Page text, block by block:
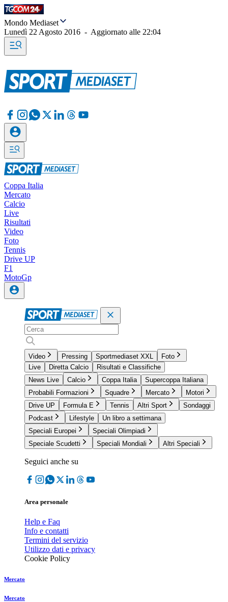
Mondo Mediaset
Lunedì 22 Agosto 2016 - Aggiornato alle 22:04
Coppa Italia
Mercato
Calcio
Live
Risultati
Video
Foto
Tennis
Drive UP
F1
MotoGp
Video Pressing Sportmediaset XXL
Foto
Live
Diretta Calcio
Risultati e Classifiche
News Live
Calcio Coppa Italia
Supercoppa Italiana
Probabili Formazioni
Squadre Mercato
Motori
Drive UP
Formula E Tennis Altri Sport
Sondaggi
Podcast
Lifestyle
Un libro a settimana
Speciali Europei
Speciali Olimpiadi
Speciale Scudetti
Speciali Mondiali Altri Speciali
Seguici anche su
Area personale
Help e Faq
Info e contatti
Termini del servizio
Utilizzo dati e privacy
Cookie Policy
Mercato
Mercato